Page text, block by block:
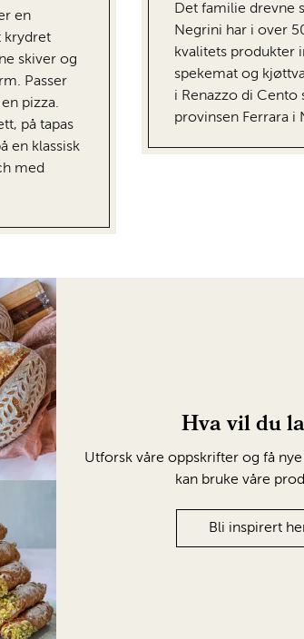
en
krydret
skiver og
Passer
pizza.
på tapas
en klassisk
med
Det familie drevne
Negrini har i over
kvalitets produkter
spekemat og
i Renazzo di Cento
provinsen Ferrara i
Hva vil du
Utforsk våre oppskrifter og få
kan bruke våre
Bli inspirert